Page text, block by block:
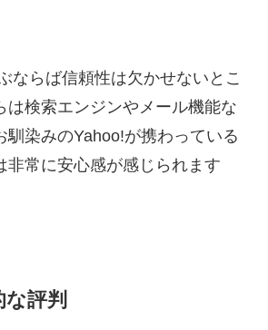
ならば信頼性は欠かせないとこ
は検索エンジンやメール機能な
馴染みのYahoo!が携わっている
非常に安心感が感じられます
評判